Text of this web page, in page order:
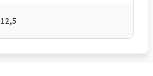
12,5